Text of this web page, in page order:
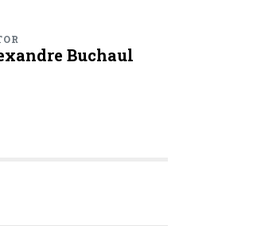
Buchaul